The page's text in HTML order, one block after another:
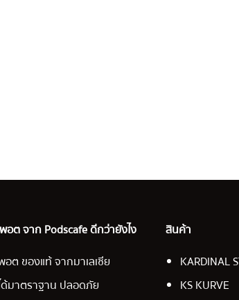
อต จาก Podscafe ดีกว่ายังไง
อต ของแท้ จากมาเลเซีย
ด้มาตราฐาน ปลอดภัย
สินค้า
KARDINAL
KS KURVE